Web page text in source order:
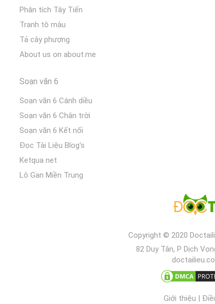
Phân tích Tây Tiến
Tranh tô màu
Tả cây phượng
About us on about.me
Soạn văn 6
Soạn văn 6 Cánh diều
Soạn văn 6 Chân trời
Soạn văn 6 Kết nối
Đọc Tài Liệu Blog's
Ketqua net
Lô Gan Miền Trung
Copyright © 2020
82 Duy Tân, P Dịch
Giới thiệu |